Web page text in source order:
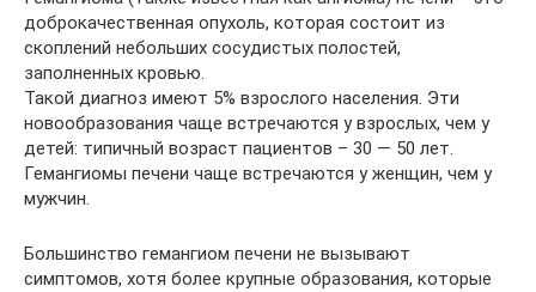
доброкачественная опухоль, которая состоит из
скоплений небольших сосудистых полостей,
заполненных кровью.
Такой диагноз имеют 5% взрослого населения. Эти
новообразования чаще встречаются у взрослых, чем у
детей: типичный возраст пациентов – 30 — 50 лет.
Гемангиомы печени чаще встречаются у женщин, чем у
мужчин.
Большинство гемангиом печени не вызывают
симптомов, хотя более крупные образования, которые